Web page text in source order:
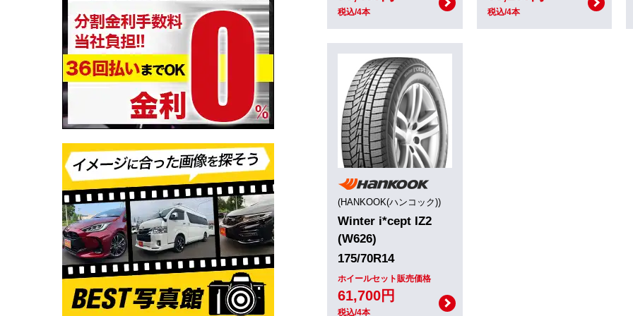
税込/4本 税込/4本
(HANKOOK(ハンコック))
Winter i*cept IZ2
(W626)
175/70R14
ホイールセット販売価格
61,700円
税込/4本